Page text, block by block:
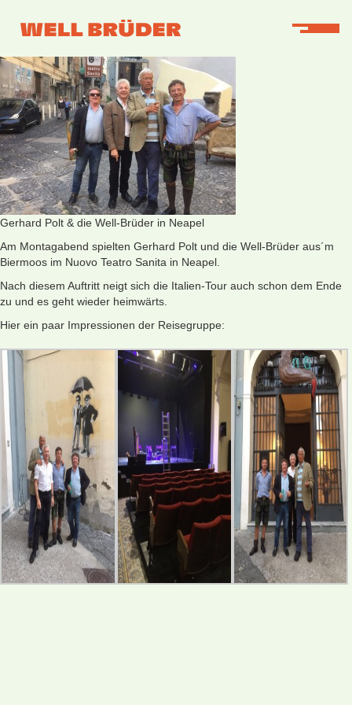
Gerhard Polt & die Well-Brüder in Neapel
Am Montagabend spielten Gerhard Polt und die Well-Brüder aus´m
Biermoos im Nuovo Teatro Sanita in Neapel.
Nach diesem Auftritt neigt sich die Italien-Tour auch schon dem Ende
zu und es geht wieder heimwärts.
Hier ein paar Impressionen der Reisegruppe: